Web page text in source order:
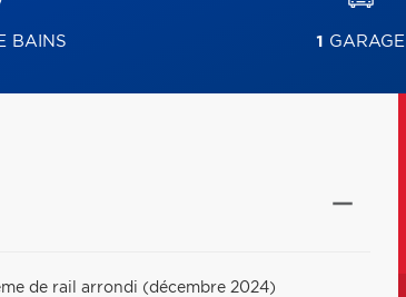
BAINS 1 GARAGE
de rail arrondi (décembre 2024)